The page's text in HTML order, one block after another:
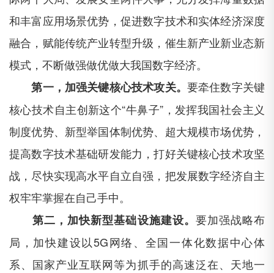
和丰富应用场景优势，促进数字技术和实体经济深度
融合，赋能传统产业转型升级，催生新产业新业态新
模式，不断做强做优做大我国数字经济。
第一，加强关键核心技术攻关。 要牵住数字关键
核心技术自主创新这个“牛鼻子”，发挥我国社会主义
制度优势、新型举国体制优势、超大规模市场优势，
提高数字技术基础研发能力，打好关键核心技术攻坚
战，尽快实现高水平自立自强，把发展数字经济自主
权牢牢掌握在自己手中。
第二，加快新型基础设施建设。 要加强战略布
局，加快建设以5G网络、全国一体化数据中心体
系、国家产业互联网等为抓手的高速泛在、天地一